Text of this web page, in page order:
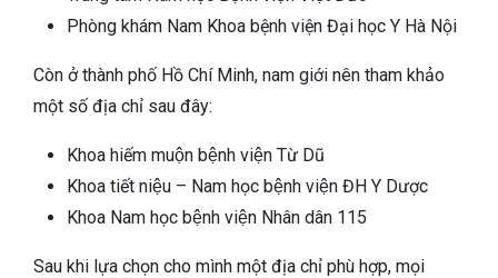
Phòng khám Nam Khoa bệnh viện Đại học Y Hà Nội
Còn ở thành phố Hồ Chí Minh, nam giới nên tham khảo
một số địa chỉ sau đây:
Khoa hiếm muộn bệnh viện Từ Dũ
Khoa tiết niệu – Nam học bệnh viện ĐH Y Dược
Khoa Nam học bệnh viện Nhân dân 115
Sau khi lựa chọn cho mình một địa chỉ phù hợp, mọi